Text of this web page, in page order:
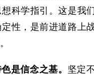
科学指引。这是我
性，是前进道路上
是信念之基。 坚定